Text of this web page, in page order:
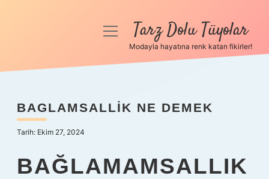
Anasayfa
Yasal Uyarı
menüyüTarz Dolu Tüyolar
Modayla hayatına renk katan fikirler!
BAGLAMSALLIK NE DEMEK
Tarih: Ekim 27, 2024
BAĞLAMAMSALLIK